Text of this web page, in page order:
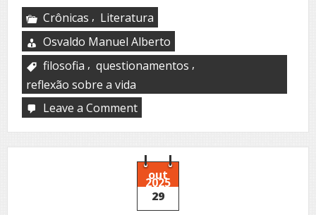
Crônicas , Literatura
Osvaldo Manuel Alberto
filosofia , questionamentos ,
reflexão sobre a vida
Leave a Commenton
horas
em
Angola
out
2025
29